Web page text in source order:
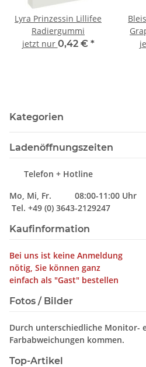
Lyra Prinzessin Lillifee
Radiergummi
jetzt nur 0,42 € *
Kategorien
Ladenöffnungszeiten
Telefon + Hotline
Mo, Mi, Fr. 08:00-11:00 Uhr
Tel. +49 (0) 3643-2129247
Kaufinformation
Bei uns ist keine Anmeldung
nötig, Sie können ganz
einfach als "Gast" bestellen
Fotos / Bilder
Durch unterschiedliche Monitor-
Farbabweichungen kommen.
Top-Artikel